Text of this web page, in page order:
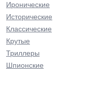
Иронические
Исторические
Классические
Крутые
Триллеры
Шпионские